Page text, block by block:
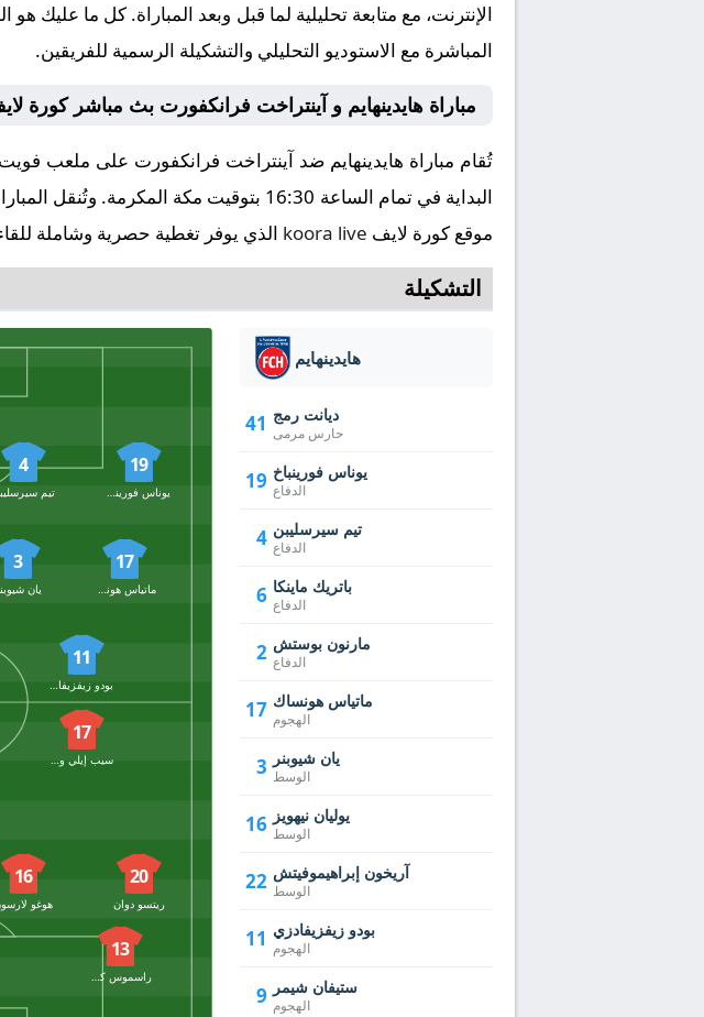
الإنترنت، مع متابعة تحليلية لما قبل وبعد المباراة. كل ما عليك
المباشرة مع الاستوديو التحليلي والتشكيلة الرسمية للفريقين.
مباراة هايدينهايم و آينتراخت فرانكفورت بث مباشر كورة
موقع كورة لايف koora live الذي يوفر تغطية حصرية وشاملة
التشكيلة
19
يوناس فورينباخ
4
تيم
17
3
يان
11
بودو زيفزيفادزي
17
سيب إيلي واهي
20
ريتسو دوان
16
هوغو
13
هايدينهايم
41 ديانت رمج
حارس مرمى
19 يوناس فورينباخ
الدفاع
4 تيم سيرسليبن
الدفاع
6 باتريك ماينكا
الدفاع
2 مارنون بوستش
الدفاع
17 ماتياس هونساك
الهجوم
3 يان شيوبنر
الوسط
16 يوليان نيهويز
الوسط
22 آريخون إبراهيموفيتش
الوسط
11 بودو زيفزيفادزي
الهجوم
9 ستيفان شيمر
الهجوم